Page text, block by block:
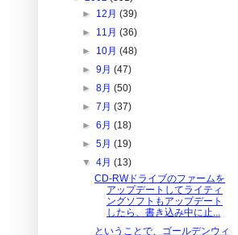
► 12月(39)
► 11月(36)
► 10月(48)
►9月(47)
►8月(50)
►7月(37)
►6月(18)
►5月(19)
▼4月(13)
CD-RWドライブのファームを
アップデートしてライティ
ングソフトもアップデート
したら、書き込み中に止...
ということで、ゴールデンウィ